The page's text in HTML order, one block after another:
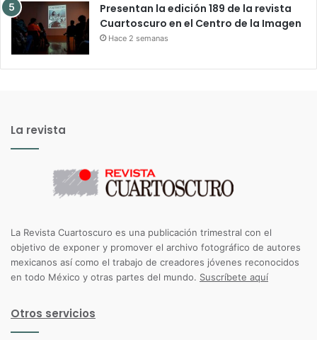
Presentan la edición 189 de la revista
Cuartoscuro en el Centro de la Imagen
Hace 2 semanas
La revista
La Revista Cuartoscuro es una publicación trimestral con el
objetivo de exponer y promover el archivo fotográfico de autores
mexicanos así como el trabajo de creadores jóvenes reconocidos
en todo México y otras partes del mundo. Suscríbete aquí
Otros servicios